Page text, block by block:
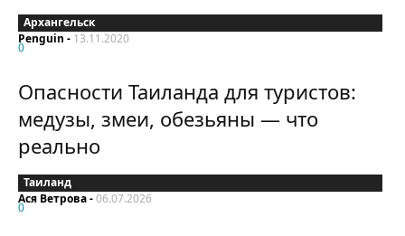
Архангельск
Penguin - 13.11.2020
0
Опасности Таиланда для туристов:
медузы, змеи, обезьяны — что
реально
Таиланд
Ася Ветрова-06.07.2026
0